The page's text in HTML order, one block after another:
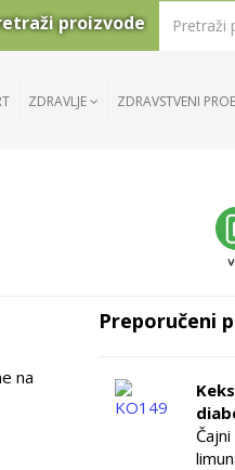
proizvode
ZDRAVLJE ZDRAVSTVENI
na
Preporučeni